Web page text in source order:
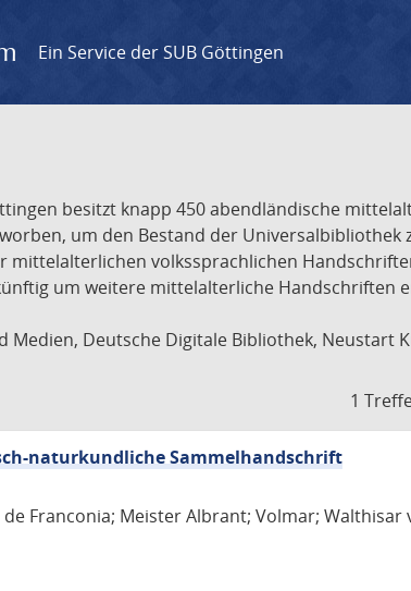
Ein Service der SUB Göttingen
besitzt knapp 450 abendländische
um den Bestand der Universalbibliothek
volkssprachlichen
um weitere mittelalterliche Handschriften
Deutsche Digitale Bibliothek, Neustart
1
naturkundliche Sammelhandschrift
Franconia; Meister Albrant; Volmar; Walthisar